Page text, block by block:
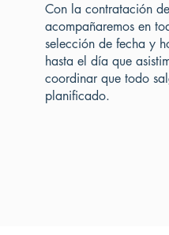
Con la contratación
acompañaremos en
selección de fecha y
hasta el día que
coordinar que todo
planificado.